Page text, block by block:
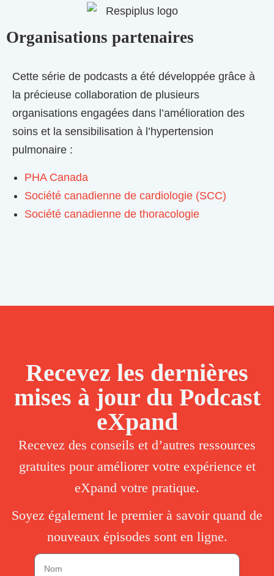
Organisations partenaires
Cette série de podcasts a été développée grâce à
la précieuse collaboration de plusieurs
organisations engagées dans l’amélioration des
soins et la sensibilisation à l’hypertension
pulmonaire :
PHA Canada
Société canadienne de cardiologie (SCC)
Société canadienne de thoracologie
Recevez les dernières
mises à jour du Podcast
eXpand
Recevez des conseils et d’autres ressources
gratuites pour améliorer votre expérience et
eXpand votre pratique.
Soyez également le premier à savoir quand de
nouveaux épisodes sont en ligne.